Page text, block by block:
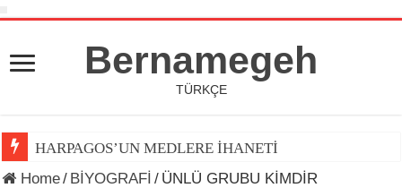
Bernamegeh
TÜRKÇE
HARPAGOS’UN MEDLERE İHANETİ
Home/ BİYOGRAFİ / ÜNLÜ GRUBU KİMDİR